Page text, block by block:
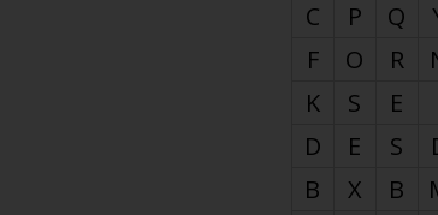
C
P Q
F
O R
K
S E
D
E S
B
X B